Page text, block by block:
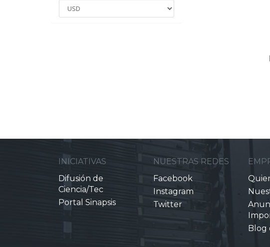
INICIATIVAS
Difusión de
Ciencia/Tec
Portal Sinapsis
NUESTRAS REDES
Facebook
Instagram
Twitter
Blog